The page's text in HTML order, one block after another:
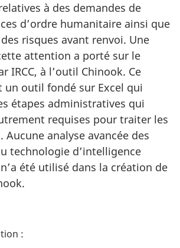
à des demandes de
d’ordre humanitaire ainsi que
risques avant renvoi. Une
attention a porté sur le
IRCC, à l’outil Chinook. Ce
un outil fondé sur Excel qui
étapes administratives qui
requises pour traiter les
Aucune analyse avancée des
technologie d’intelligence
été utilisé dans la création de